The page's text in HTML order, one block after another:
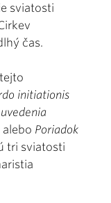
sviatosti
čas.
initiationis
alebo Poriadok
tri sviatosti